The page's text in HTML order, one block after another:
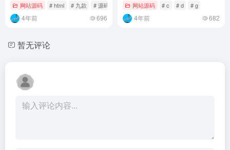
网站源码 # html # 九款 # 源码
4年前 696
网站源码 # c # d # g
4年前 682
暂无评论